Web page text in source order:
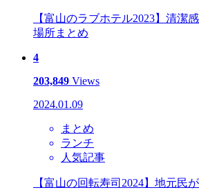
【富山のラブホテル2023】清潔
場所まとめ
4
203,849 Views
2024.01.09
まとめ
ランチ
人気記事
【富山の回転寿司2024】地元民